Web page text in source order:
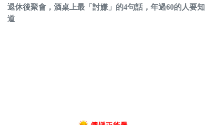
退休後聚會，酒桌上最「討嫌」的4句話，年過60的人要知
道